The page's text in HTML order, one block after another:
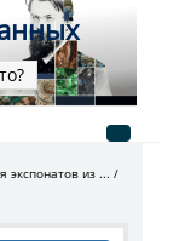
экспонатов из ...